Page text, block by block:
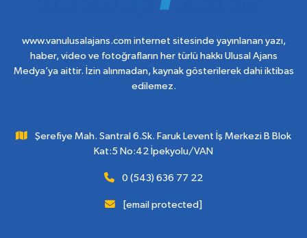
www.vanulusalajans.com internet sitesinde yayınlanan yazı,
haber, video ve fotoğrafların her türlü hakkı Ulusal Ajans
Medya’ya aittir. İzin alınmadan, kaynak gösterilerek dahi iktibas
edilemez.
Şerefiye Mah. Santral 6.Sk. Faruk Levent İş Merkezi B Blok
Kat:5 No:42 İpekyolu/VAN
0 (543) 636 77 22
[email protected]